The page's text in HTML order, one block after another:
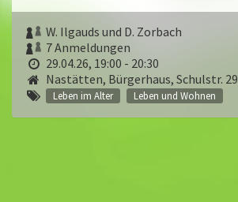
W. Ilgauds und D. Zorbach
7 Anmeldungen
29.04.26, 19:00 - 20:30
Nastätten, Bürgerhaus, Schulstr. 29
Leben im Alter Leben und Wohnen